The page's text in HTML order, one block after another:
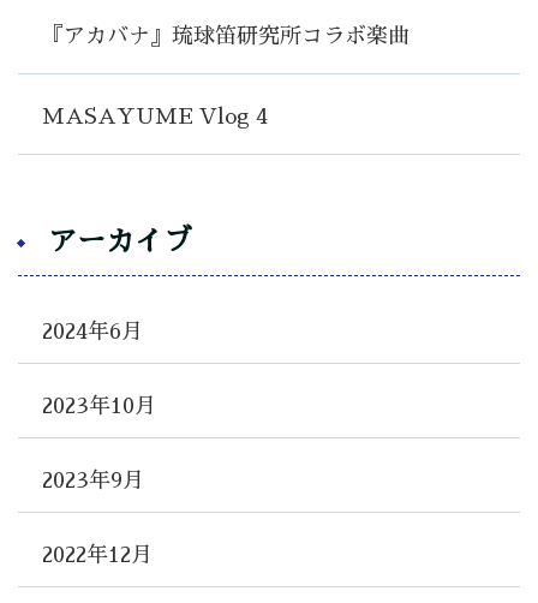
『アカバナ』琉球笛研究所コラボ楽曲
MASAYUME Vlog 4
アーカイブ
2024年6月
2023年10月
2023年9月
2022年12月